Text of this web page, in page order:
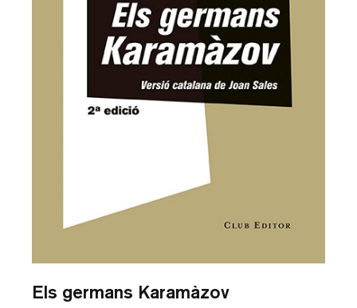
Els germans Karamàzov